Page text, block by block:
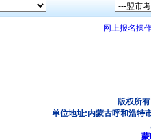
网上报名操
版权所
单位地址:内蒙古呼和浩特